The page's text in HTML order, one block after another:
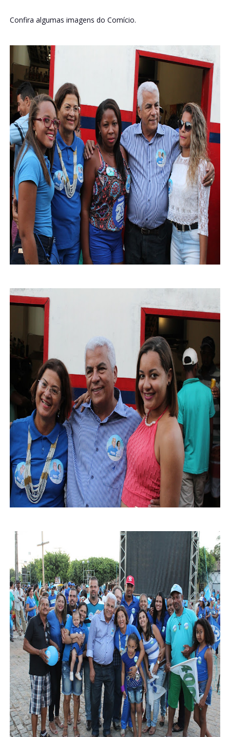
Confira algumas imagens do Comício.